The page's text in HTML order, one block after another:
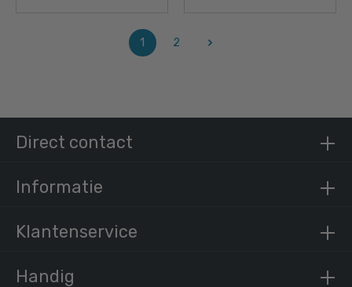
1 2
Direct contact
Informatie
Klantenservice
Handig